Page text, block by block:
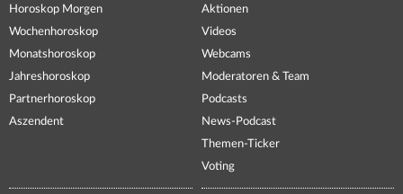
Horoskop Morgen
Wochenhoroskop
Monatshoroskop
Jahreshoroskop
Partnerhoroskop
Aszendent
Aktionen
Videos
Webcams
Moderatoren & Team
Podcasts
News-Podcast
Themen-Ticker
Voting